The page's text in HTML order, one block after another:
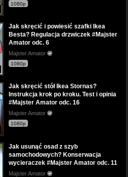
1080p
Jak skręcić i powiesić szafki Ikea
Besta? Regulacja drzwiczek #Majster
Amator odc. 6
Majster Amator
1080p
Jak skręcić stół Ikea Stornas?
Instrukcja krok po kroku. Test i opinia
#Majster Amator odc. 16
Majster Amator
1080p
Jak usunąć osad z szyb
samochodowych? Konserwacja
wycieraczek #Majster Amator odc. 11
Majster Amator